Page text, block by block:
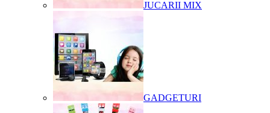
JUCARII MIX
GADGETURI